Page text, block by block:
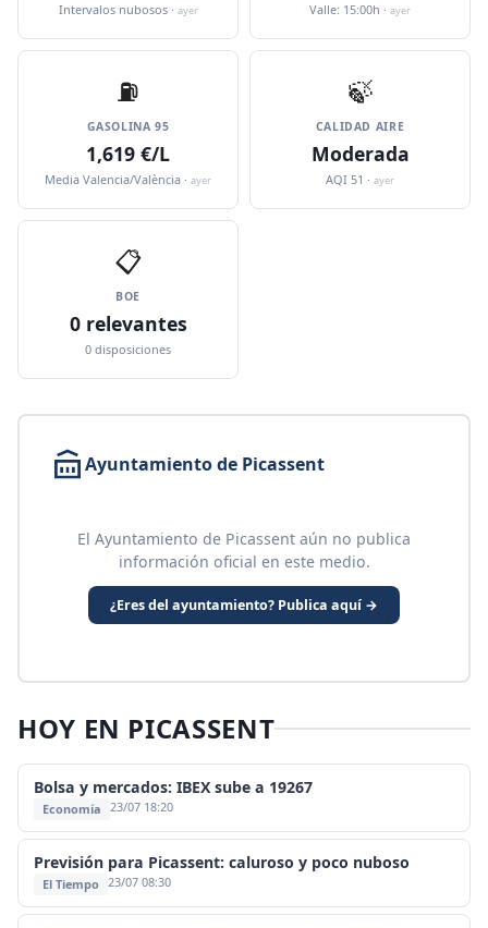
Intervalos nubosos · ayer Valle: 15:00h · ayer
⛽️
GASOLINA 95
1,619 €/L
Media Valencia/València · ayer
🍃
CALIDAD AIRE
Moderada
AQI 51 · ayer
📋
BOE
0 relevantes
0 disposiciones
Ayuntamiento de Picassent
El Ayuntamiento de Picassent aún no publica
información oficial en este medio.
¿Eres del ayuntamiento? Publica aquí →
HOY EN PICASSENT
Bolsa y mercados: IBEX sube a 19267
Economía 23/07 18:20
Previsión para Picassent: caluroso y poco nuboso
El Tiempo 23/07 08:30